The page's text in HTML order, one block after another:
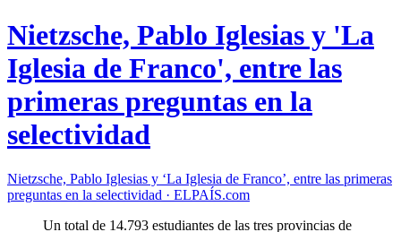
Nietzsche, Pablo Iglesias y 'La
Iglesia de Franco', entre las
primeras preguntas en la
selectividad
Nietzsche, Pablo Iglesias y ‘La Iglesia de Franco’, entre las primeras
preguntas en la selectividad · ELPAÍS.com
Un total de 14.793 estudiantes de las tres provincias de